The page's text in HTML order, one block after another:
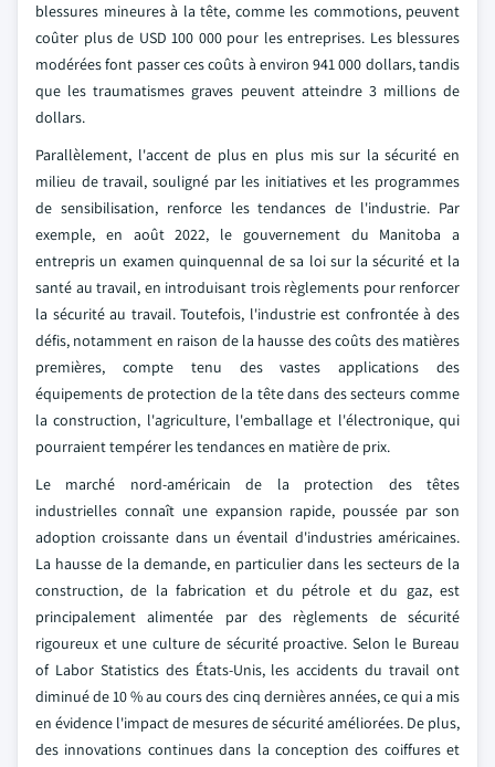
blessures mineures à la tête, comme les commotions, peuvent
coûter plus de USD 100 000 pour les entreprises. Les blessures
modérées font passer ces coûts à environ 941 000 dollars, tandis
que les traumatismes graves peuvent atteindre 3 millions de
dollars.
Parallèlement, l'accent de plus en plus mis sur la sécurité en
milieu de travail, souligné par les initiatives et les programmes
de sensibilisation, renforce les tendances de l'industrie. Par
exemple, en août 2022, le gouvernement du Manitoba a
entrepris un examen quinquennal de sa loi sur la sécurité et la
santé au travail, en introduisant trois règlements pour renforcer
la sécurité au travail. Toutefois, l'industrie est confrontée à des
défis, notamment en raison de la hausse des coûts des matières
premières, compte tenu des vastes applications des
équipements de protection de la tête dans des secteurs comme
la construction, l'agriculture, l'emballage et l'électronique, qui
pourraient tempérer les tendances en matière de prix.
Le marché nord-américain de la protection des têtes
industrielles connaît une expansion rapide, poussée par son
adoption croissante dans un éventail d'industries américaines.
La hausse de la demande, en particulier dans les secteurs de la
construction, de la fabrication et du pétrole et du gaz, est
principalement alimentée par des règlements de sécurité
rigoureux et une culture de sécurité proactive. Selon le Bureau
of Labor Statistics des États-Unis, les accidents du travail ont
diminué de 10 % au cours des cinq dernières années, ce qui a mis
en évidence l'impact de mesures de sécurité améliorées. De plus,
des innovations continues dans la conception des coiffures et